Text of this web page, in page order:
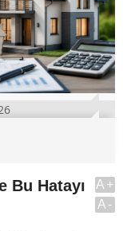
Bu Hatayı
A+
A-